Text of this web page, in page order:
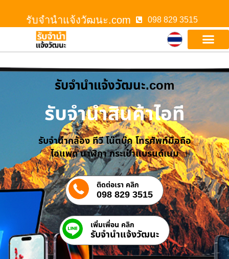
รับจํานําแจ้งวัฒนะ.com 098 829 3515
รับจํานําแจ้งวัฒนะ.com
รับจำนำสินค้าไอที
รับจำนำกล้อง ทีวี โน๊ตบุ๊ค โทรศัพท์มือถือ
ไอแพด นาฬิกา กระเป๋าแบรนด์เนม
ติดต่อเรา คลิก
098 829 3515
เพิ่มเพื่อน คลิก
รับจํานําแจ้งวัฒนะ